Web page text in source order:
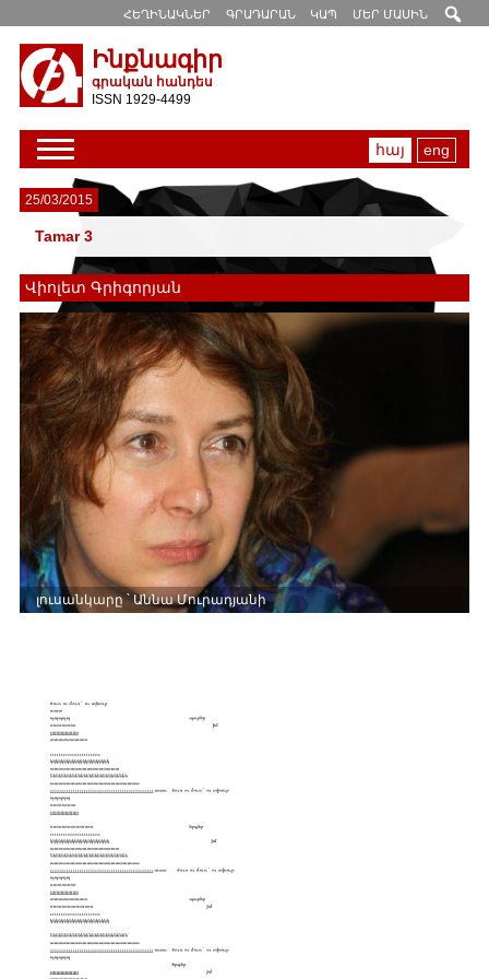
ՀԵՂԻՆԱԿՆԵՐ ԳՐԱԴԱՐԱՆ ԿԱՊ ՄԵՐ ՄԱՍԻՆ
Ինքնագիր
գրական հանդես
ISSN 1929-4499
հայ eng
25/03/2015
Tamar 3
Վիոլետ Գրիգորյան
լուսանկարը ՝ Աննա Մուրադյանի